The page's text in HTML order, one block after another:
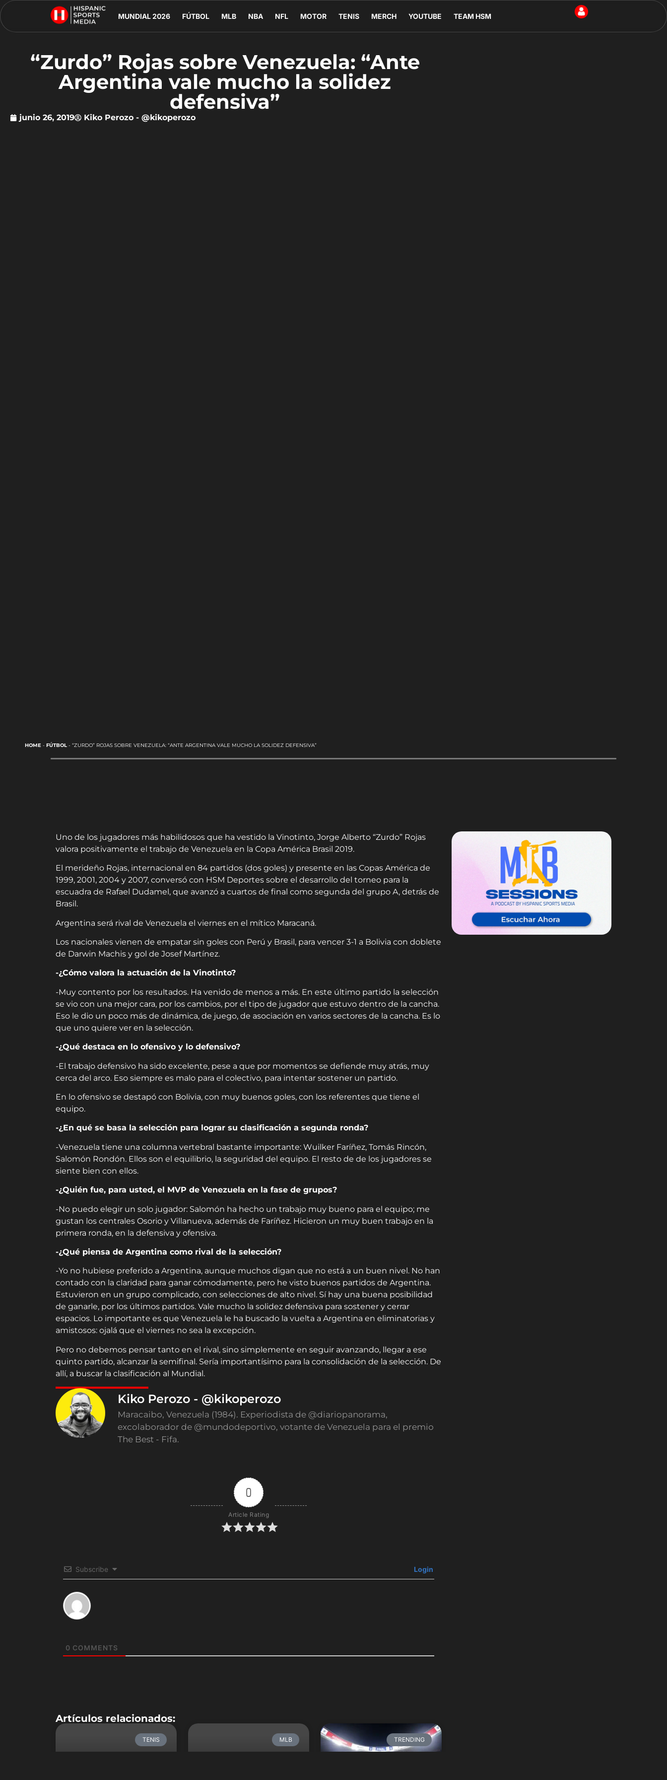
MUNDIAL 2026 FÚTBOL MLB NBA NFL MOTOR TENIS MERCH YOUTUBE TEAM HSM
“Zurdo” Rojas sobre Venezuela: “Ante
Argentina vale mucho la solidez
defensiva”
junio 26, 2019 Kiko Perozo - @kikoperozo
HOME- FÚTBOL- “ZURDO” ROJAS SOBRE VENEZUELA: “ANTE ARGENTINA VALE MUCHO LA SOLIDEZ DEFENSIVA”
Uno de los jugadores más habilidosos que ha vestido la Vinotinto, Jorge Alberto “Zurdo” Rojas
valora positivamente el trabajo de Venezuela en la Copa América Brasil 2019.
El merideño Rojas, internacional en 84 partidos (dos goles) y presente en las Copas América de
1999, 2001, 2004 y 2007, conversó con HSM Deportes sobre el desarrollo del torneo para la
escuadra de Rafael Dudamel, que avanzó a cuartos de final como segunda del grupo A, detrás de
Brasil.
Argentina será rival de Venezuela el viernes en el mítico Maracaná.
Los nacionales vienen de empatar sin goles con Perú y Brasil, para vencer 3-1 a Bolivia con doblete
de Darwin Machis y gol de Josef Martínez.
-¿Cómo valora la actuación de la Vinotinto?
-Muy contento por los resultados. Ha venido de menos a más. En este último partido la selección
se vio con una mejor cara, por los cambios, por el tipo de jugador que estuvo dentro de la cancha.
Eso le dio un poco más de dinámica, de juego, de asociación en varios sectores de la cancha. Es lo
que uno quiere ver en la selección.
-¿Qué destaca en lo ofensivo y lo defensivo?
-El trabajo defensivo ha sido excelente, pese a que por momentos se defiende muy atrás, muy
cerca del arco. Eso siempre es malo para el colectivo, para intentar sostener un partido.
En lo ofensivo se destapó con Bolivia, con muy buenos goles, con los referentes que tiene el
equipo.
-¿En qué se basa la selección para lograr su clasificación a segunda ronda?
-Venezuela tiene una columna vertebral bastante importante: Wuilker Faríñez, Tomás Rincón,
Salomón Rondón. Ellos son el equilibrio, la seguridad del equipo. El resto de de los jugadores se
siente bien con ellos.
-¿Quién fue, para usted, el MVP de Venezuela en la fase de grupos?
-No puedo elegir un solo jugador: Salomón ha hecho un trabajo muy bueno para el equipo; me
gustan los centrales Osorio y Villanueva, además de Faríñez. Hicieron un muy buen trabajo en la
primera ronda, en la defensiva y ofensiva.
-¿Qué piensa de Argentina como rival de la selección?
-Yo no hubiese preferido a Argentina, aunque muchos digan que no está a un buen nivel. No han
contado con la claridad para ganar cómodamente, pero he visto buenos partidos de Argentina.
Estuvieron en un grupo complicado, con selecciones de alto nivel. Sí hay una buena posibilidad
de ganarle, por los últimos partidos. Vale mucho la solidez defensiva para sostener y cerrar
espacios. Lo importante es que Venezuela le ha buscado la vuelta a Argentina en eliminatorias y
amistosos: ojalá que el viernes no sea la excepción.
Pero no debemos pensar tanto en el rival, sino simplemente en seguir avanzando, llegar a ese
quinto partido, alcanzar la semifinal. Sería importantísimo para la consolidación de la selección. De
allí, a buscar la clasificación al Mundial.
Kiko Perozo - @kikoperozo
Maracaibo, Venezuela (1984). Experiodista de @diariopanorama,
excolaborador de @mundodeportivo, votante de Venezuela para el premio
The Best - Fifa.
0
Article Rating
Subscribe Login
0 COMMENTS
Artículos relacionados:
TENIS MLB TRENDING